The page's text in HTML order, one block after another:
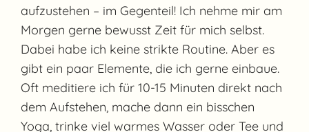
aufzustehen – im Gegenteil! Ich nehme mir am
Morgen gerne bewusst Zeit für mich selbst.
Dabei habe ich keine strikte Routine. Aber es
gibt ein paar Elemente, die ich gerne einbaue.
Oft meditiere ich für 10-15 Minuten direkt nach
dem Aufstehen, mache dann ein bisschen
Yoga, trinke viel warmes Wasser oder Tee und